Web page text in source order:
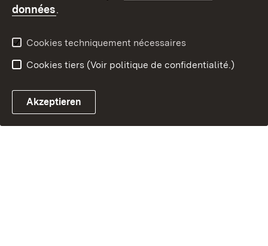
données.
Cookies techniquement nécessaires
Cookies tiers (Voir politique de confidentialité.)
Akzeptieren